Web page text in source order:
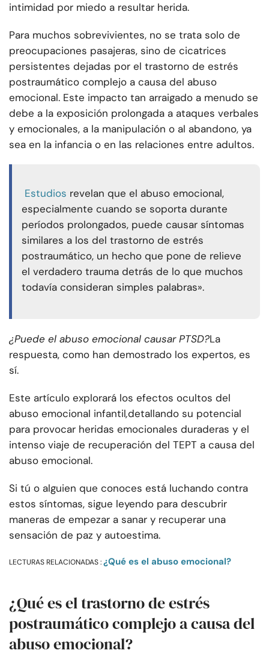
intimidad por miedo a resultar herida.
Para muchos sobrevivientes, no se trata solo de
preocupaciones pasajeras, sino de cicatrices
persistentes dejadas por el trastorno de estrés
postraumático complejo a causa del abuso
emocional. Este impacto tan arraigado a menudo se
debe a la exposición prolongada a ataques verbales
y emocionales, a la manipulación o al abandono, ya
sea en la infancia o en las relaciones entre adultos.
Estudios revelan que el abuso emocional,
especialmente cuando se soporta durante
períodos prolongados, puede causar síntomas
similares a los del trastorno de estrés
postraumático, un hecho que pone de relieve
el verdadero trauma detrás de lo que muchos
todavía consideran simples palabras».
¿Puede el abuso emocional causar PTSD?La
respuesta, como han demostrado los expertos, es
sí.
Este artículo explorará los efectos ocultos del
abuso emocional infantil,detallando su potencial
para provocar heridas emocionales duraderas y el
intenso viaje de recuperación del TEPT a causa del
abuso emocional.
Si tú o alguien que conoces está luchando contra
estos síntomas, sigue leyendo para descubrir
maneras de empezar a sanar y recuperar una
sensación de paz y autoestima.
LECTURAS RELACIONADAS :¿Qué es el abuso emocional?
¿Qué es el trastorno de estrés
postraumático complejo a causa del
abuso emocional?